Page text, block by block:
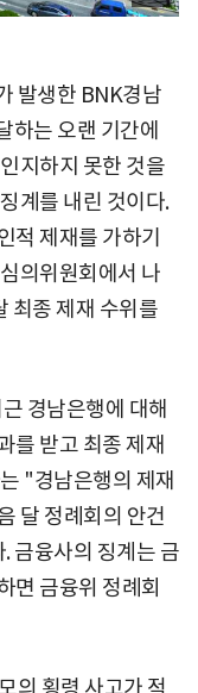
발생한 BNK경남
하는 오랜 기간에
지하지 못한 것을
계를 내린 것이다.
적 제재를 가하기
의위원회에서 나
최종 제재 수위를
경남은행에 대해
를 받고 최종 제재
"경남은행의 제재
달 정례회의 안건
금융사의 징계는 금
면 금융위 정례회